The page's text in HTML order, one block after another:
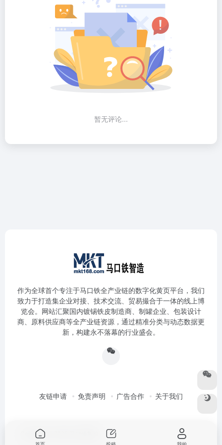
暂无评论...
作为全球首个专注于马口铁全产业链的数字化黄页平台，我们
致力于打造集企业对接、技术交流、贸易撮合于一体的线上博
览会。网站汇聚国内镀锡铁皮制造商、制罐企业、包装设计
商、原料供应商等全产业链资源，通过精准分类与动态数据更
新，构建永不落幕的行业盛会。
友链申请 免责声明 广告合作 关于我们
Copyright © 2026